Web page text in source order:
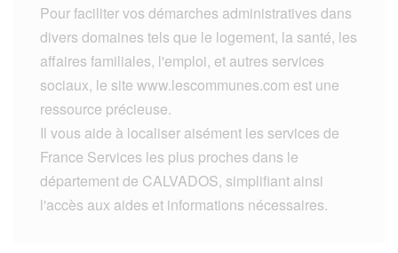
Pour faciliter vos démarches administratives dans
divers domaines tels que le logement, la santé, les
affaires familiales, l'emploi, et autres services
sociaux, le site www.lescommunes.com est une
ressource précieuse.
Il vous aide à localiser aisément les services de
France Services les plus proches dans le
département de CALVADOS, simplifiant ainsi
l'accès aux aides et informations nécessaires.